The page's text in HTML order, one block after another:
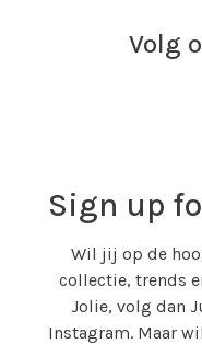
Volg
Sign up
Wil jij op de
collectie, trends
Jolie, volg dan
Instagram. Maar